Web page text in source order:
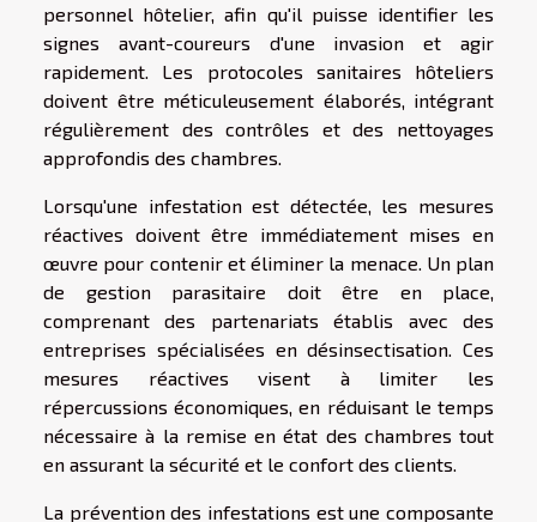
personnel hôtelier, afin qu'il puisse identifier les
signes avant-coureurs d'une invasion et agir
rapidement. Les protocoles sanitaires hôteliers
doivent être méticuleusement élaborés, intégrant
régulièrement des contrôles et des nettoyages
approfondis des chambres.
Lorsqu'une infestation est détectée, les mesures
réactives doivent être immédiatement mises en
œuvre pour contenir et éliminer la menace. Un plan
de gestion parasitaire doit être en place,
comprenant des partenariats établis avec des
entreprises spécialisées en désinsectisation. Ces
mesures réactives visent à limiter les
répercussions économiques, en réduisant le temps
nécessaire à la remise en état des chambres tout
en assurant la sécurité et le confort des clients.
La prévention des infestations est une composante